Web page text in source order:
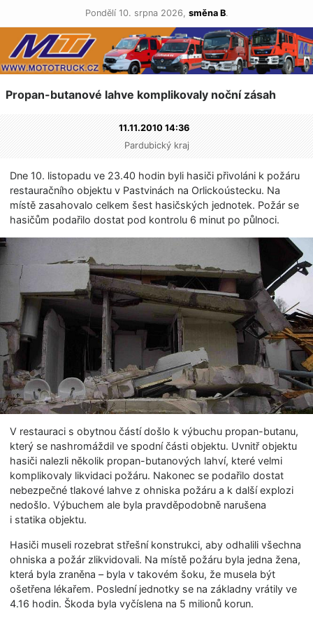
Pondělí 10. srpna 2026, směna B.
Propan-butanové lahve komplikovaly noční zásah
11.11.2010 14:36
Pardubický kraj
Dne 10. listopadu ve 23.40 hodin byli hasiči přivoláni k požáru
restauračního objektu v Pastvinách na Orlickoústecku. Na
místě zasahovalo celkem šest hasičských jednotek. Požár se
hasičům podařilo dostat pod kontrolu 6 minut po půlnoci.
V restauraci s obytnou částí došlo k výbuchu propan-butanu,
který se nashromáždil ve spodní části objektu. Uvnitř objektu
hasiči nalezli několik propan-butanových lahví, které velmi
komplikovaly likvidaci požáru. Nakonec se podařilo dostat
nebezpečné tlakové lahve z ohniska požáru a k další explozi
nedošlo. Výbuchem ale byla pravděpodobně narušena
i statika objektu.
Hasiči museli rozebrat střešní konstrukci, aby odhalili všechna
ohniska a požár zlikvidovali. Na místě požáru byla jedna žena,
která byla zraněna – byla v takovém šoku, že musela být
ošetřena lékařem. Poslední jednotky se na základny vrátily ve
4.16 hodin. Škoda byla vyčíslena na 5 milionů korun.